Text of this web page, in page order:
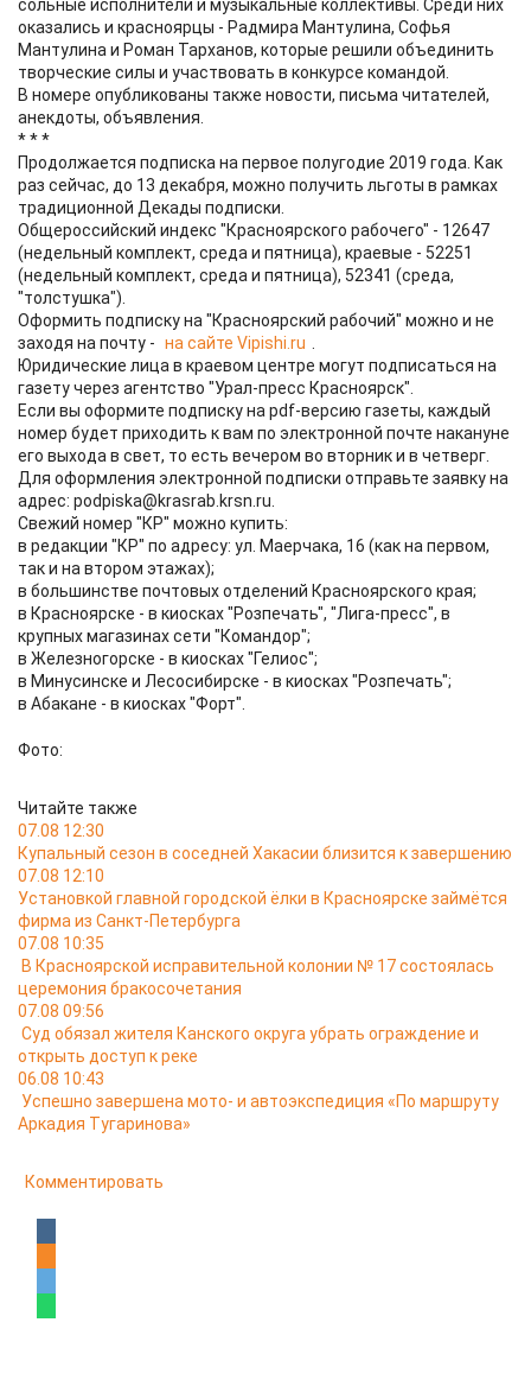
сольные исполнители и музыкальные коллективы. Среди них
оказались и красноярцы - Радмира Мантулина, Софья
Мантулина и Роман Тарханов, которые решили объединить
творческие силы и участвовать в конкурсе командой.
В номере опубликованы также новости, письма читателей,
анекдоты, объявления.
* * *
Продолжается подписка на первое полугодие 2019 года. Как
раз сейчас, до 13 декабря, можно получить льготы в рамках
традиционной Декады подписки.
Общероссийский индекс "Красноярского рабочего" - 12647
(недельный комплект, среда и пятница), краевые - 52251
(недельный комплект, среда и пятница), 52341 (среда,
"толстушка").
Оформить подписку на "Красноярский рабочий" можно и не
заходя на почту - на сайте Vipishi.ru
Юридические лица в краевом центре могут подписаться на
газету через агентство "Урал-пресс Красноярск".
Если вы оформите подписку на pdf-версию газеты, каждый
номер будет приходить к вам по электронной почте накануне
его выхода в свет, то есть вечером во вторник и в четверг.
Для оформления электронной подписки отправьте заявку на
адрес: podpiska@krasrab.krsn.ru.
Свежий номер "КР" можно купить:
в редакции "КР" по адресу: ул. Маерчака, 16 (как на первом,
так и на втором этажах);
в большинстве почтовых отделений Красноярского края;
в Красноярске - в киосках "Розпечать", "Лига-пресс", в
крупных магазинах сети "Командор";
в Железногорске - в киосках "Гелиос";
в Минусинске и Лесосибирске - в киосках "Розпечать";
в Абакане - в киосках "Форт".
Фото:
Читайте также
07.08 12:30
Купальный сезон в соседней Хакасии близится к завершению
07.08 12:10
Установкой главной городской ёлки в Красноярске займётся
фирма из Санкт-Петербурга
07.08 10:35
В Красноярской исправительной колонии № 17 состоялась
церемония бракосочетания
07.08 09:56
Суд обязал жителя Канского округа убрать ограждение и
открыть доступ к реке
06.08 10:43
Успешно завершена мото- и автоэкспедиция «По маршруту
Аркадия Тугаринова»
Комментировать